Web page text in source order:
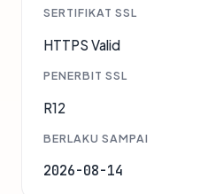
SERTIFIKAT SSL
HTTPS Valid
PENERBIT SSL
R12
BERLAKU SAMPAI
2026-08-14